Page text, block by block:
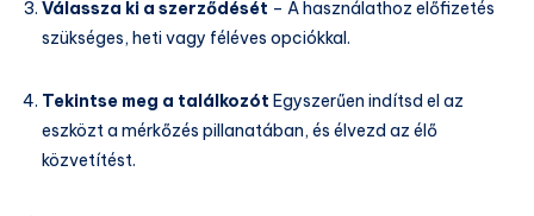
Válassza ki a szerződését – A használathoz előfizetés
szükséges, heti vagy féléves opciókkal.
Tekintse meg a találkozót Egyszerűen indítsd el az
eszközt a mérkőzés pillanatában, és élvezd az élő
közvetítést.